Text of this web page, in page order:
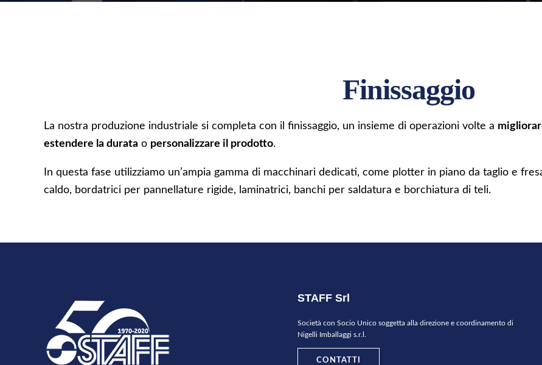
Finissaggio
La nostra produzione industriale si completa con il finissaggio, un insieme di operazioni volte a
estendere la durata o personalizzare il prodotto.
In questa fase utilizziamo un’ampia gamma di macchinari dedicati, come plotter in piano da taglio e
caldo, bordatrici per pannellature rigide, laminatrici, banchi per saldatura e borchiatura di teli.
STAFF Srl
Società con Socio Unico soggetta alla direzione e coordinamento di
Nigelli Imballaggi s.r.l.
CONTATTI